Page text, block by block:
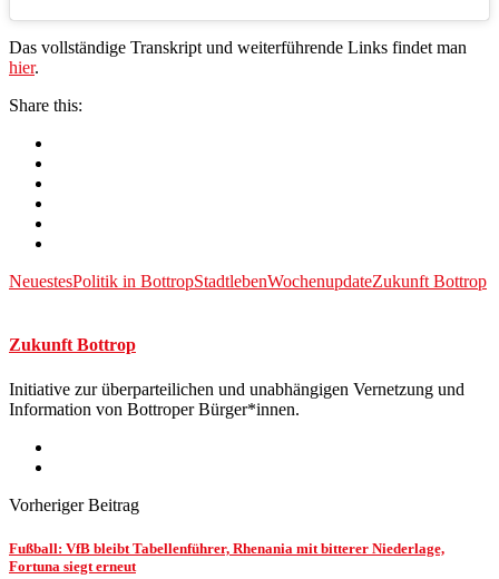
Das vollständige Transkript und weiterführende Links findet man
hier.
Share this:
NeuestesPolitik in BottropStadtlebenWochenupdateZukunft Bottrop
Zukunft Bottrop
Initiative zur überparteilichen und unabhängigen Vernetzung und
Information von Bottroper Bürger*innen.
Vorheriger Beitrag
Fußball: VfB bleibt Tabellenführer, Rhenania mit bitterer Niederlage,
Fortuna siegt erneut